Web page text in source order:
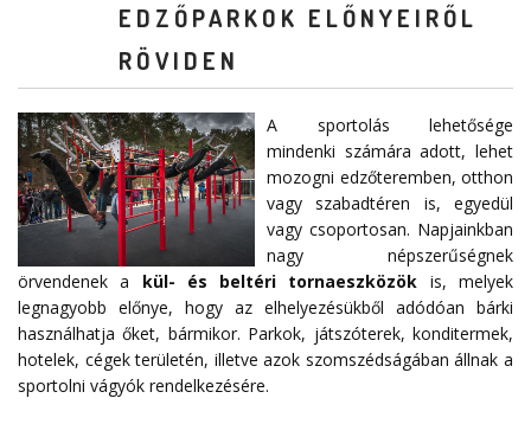
EDZŐPARKOK ELŐNYEIRŐL
RÖVIDEN
A sportolás lehetősége
mindenki számára adott, lehet
mozogni edzőteremben, otthon
vagy szabadtéren is, egyedül
vagy csoportosan. Napjainkban
nagy népszerűségnek
örvendenek a kül- és beltéri tornaeszközök is, melyek
legnagyobb előnye, hogy az elhelyezésükből adódóan bárki
használhatja őket, bármikor. Parkok, játszóterek, konditermek,
hotelek, cégek területén, illetve azok szomszédságában állnak a
sportolni vágyók rendelkezésére.